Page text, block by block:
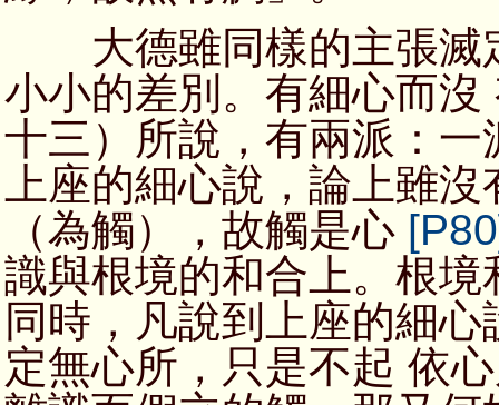
大德雖同樣的主張滅
小小的差別。有細心而
十三）所說，有兩派：
上座的細心說，論上雖
（為觸），故觸是心
識與根境的和合上。根
同時，凡說到上座的細
定無心所，只是不起 依